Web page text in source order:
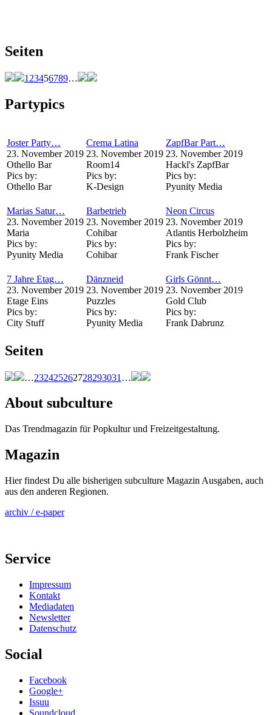
Seiten
1 23456789…
Partypics
Joster Party…
23. November 2019
Othello Bar
Pics by:
Othello Bar
Crema Latina
23. November 2019
Room14
Pics by:
K-Design
ZapfBar Part…
23. November 2019
Hackl's ZapfBar
Pics by:
Pyunity Media
Marias Satur…
23. November 2019
Maria
Pics by:
Pyunity Media
Barbetrieb
23. November 2019
Cohibar
Pics by:
Cohibar
Neon Circus
23. November 2019
Atlantis Herbolzheim
Pics by:
Frank Fischer
7 Jahre Etag…
23. November 2019
Etage Eins
Pics by:
City Stuff
Dänzneid
23. November 2019
Puzzles
Pics by:
Pyunity Media
Girls Gönnt…
23. November 2019
Gold Club
Pics by:
Frank Dabrunz
Seiten
…232425262728293031 …
About subculture
Das Trendmagazin für Popkultur und Freizeitgestaltung.
Magazin
Hier findest Du alle bisherigen subculture Magazin Ausgaben, auch
aus den anderen Regionen.
archiv / e-paper
Service
Impressum
Kontakt
Mediadaten
Newsletter
Datenschutz
Social
Facebook
Google+
Issuu
Soundcloud